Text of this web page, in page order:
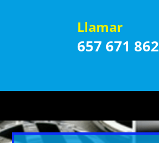
Llamar
657 671 862